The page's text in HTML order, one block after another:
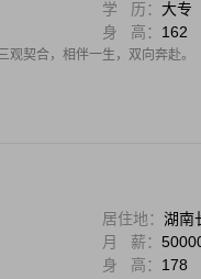
学 历： 大专
身 高： 162
观契合，相伴一生，双向奔赴。
居住地： 湖南
月 薪：
身 高： 178